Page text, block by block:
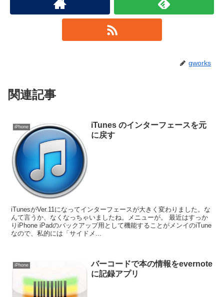
gworks
関連記事
iPhone
iTunes のインターフェースを元
に戻す
iTunesがVer.11になってインターフェースが大きく変わりました。な
んて言うか、なくなっちゃいましたね。メニューが。 最近はすっか
りiPhone iPadのバックアップ用として機能することがメンイのiTune
なので、私的には「サイドメ...
iPhone
バーコードで本の情報をevernote
に記録アプリ